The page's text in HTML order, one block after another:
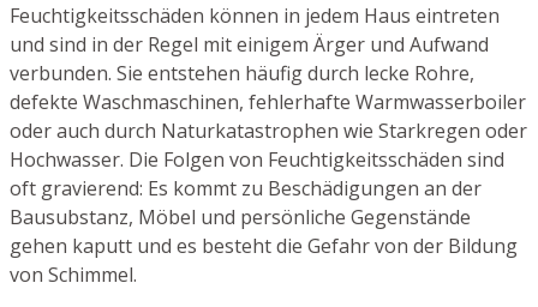
Feuchtigkeitsschäden können in jedem Haus eintreten
und sind in der Regel mit einigem Ärger und Aufwand
verbunden. Sie entstehen häufig durch lecke Rohre,
defekte Waschmaschinen, fehlerhafte Warmwasserboiler
oder auch durch Naturkatastrophen wie Starkregen oder
Hochwasser. Die Folgen von Feuchtigkeitsschäden sind
oft gravierend: Es kommt zu Beschädigungen an der
Bausubstanz, Möbel und persönliche Gegenstände
gehen kaputt und es besteht die Gefahr von der Bildung
von Schimmel.